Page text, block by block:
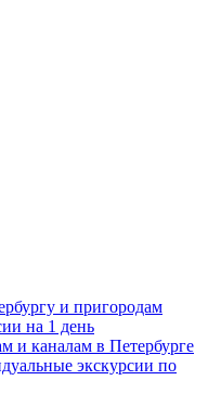
и пригородам
на 1 день
и каналам в Петербурге
экскурсии по